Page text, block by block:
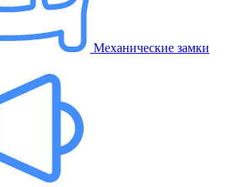
Механические замки